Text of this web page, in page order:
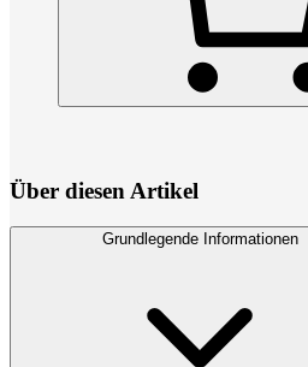
Über diesen Artikel
Grundlegende Informationen